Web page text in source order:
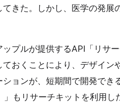
てきた。しかし、医学の発
ップルが提供するAPI「リサ
ておくことにより、デザイ
ョンが、短期間で開発で
」もリサーチキットを利用